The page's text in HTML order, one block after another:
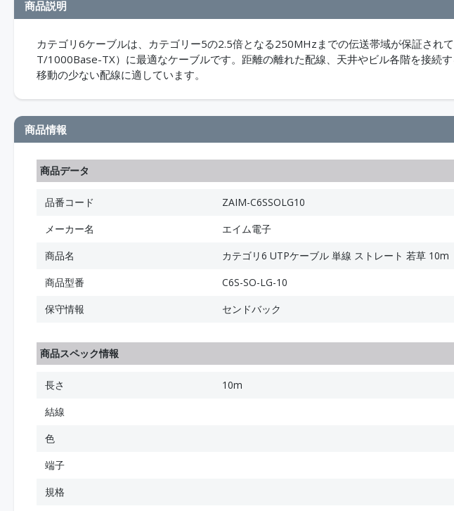
商品説明
カテゴリ6ケーブルは、カテゴリー5の2.5倍となる250MHzまでの伝送帯域が保証され
T/1000Base-TX）に最適なケーブルです。距離の離れた配線、天井やビル各階を接続
移動の少ない配線に適しています。
商品情報
商品データ
品番コード
ZAIM-C6SSOLG10
メーカー名
エイム電子
商品名
カテゴリ6 UTPケーブル 単線 ストレート 若草 10m
商品型番
C6S-SO-LG-10
保守情報
センドバック
商品スペック情報
長さ
10m
結線
色
端子
規格